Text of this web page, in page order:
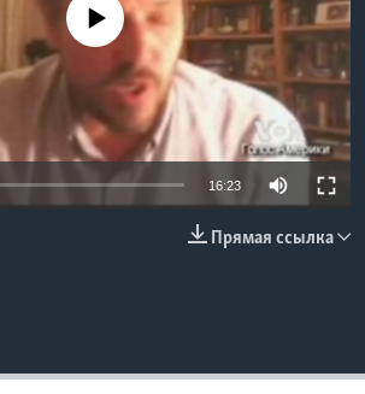
source currently available
16:23
Прямая ссылка